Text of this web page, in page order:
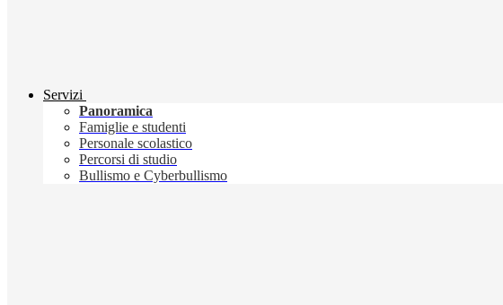
Servizi
Panoramica
Famiglie e studenti
Personale scolastico
Percorsi di studio
Bullismo e Cyberbullismo